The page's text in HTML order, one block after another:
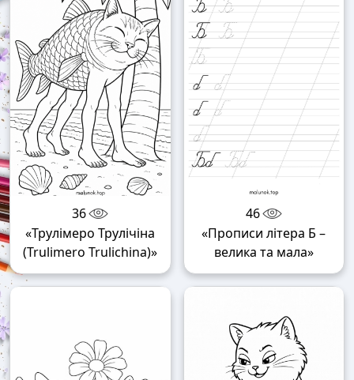
36
«Трулімеро Трулічіна
(Trulimero Trulichina)»
46
«Прописи літера Б –
велика та мала»